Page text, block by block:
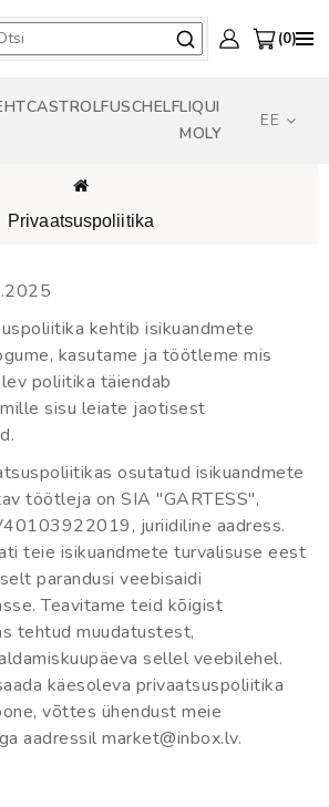
0
CASTROLFUSCHELFLIQUI
MOLY
EE
Privaatsuspoliitika
kehtib isikuandmete
kasutame ja töötleme mis
poliitika täiendab
sisu leiate jaotisest
osutatud isikuandmete
töötleja on SIA "GARTESS",
juriidiline aadress.
teie isikuandmete turvalisuse eest
parandusi veebisaidi
Teavitame teid kõigist
tehtud muudatustest,
sellel veebilehel.
käesoleva privaatsuspoliitika
võttes ühendust meie
aadressil market@inbox.lv.